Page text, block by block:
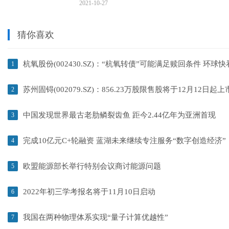
2021-10-27
猜你喜欢
1 杭氧股份(002430.SZ)：“杭氧转债”可能满足赎回条件 环球快
2 苏州固锝(002079.SZ)：856.23万股限售股将于12月12日起上
3 中国发现世界最古老肋鳞裂齿鱼 距今2.44亿年为亚洲首现
4 完成10亿元C+轮融资 蓝湖未来继续专注服务“数字创造经济”
5 欧盟能源部长举行特别会议商讨能源问题
6 2022年初三学考报名将于11月10日启动
7 我国在两种物理体系实现“量子计算优越性”